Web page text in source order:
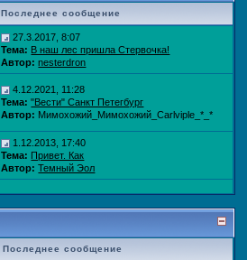
Последнее сообщение
27.3.2017, 8:07
Тема: В наш лес пришла Стервочка!
Автор: nesterdron
4.12.2021, 11:28
Тема: "Вести" Санкт Петегбург
Автор: Мимохожий_Мимохожий_Carlviple_*_*
1.12.2013, 17:40
Тема: Привет. Как
Автор: Темный Эол
Последнее сообщение